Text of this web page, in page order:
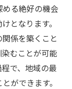
る絶好の機会
となります。
係を築くこと
むことが可能
で、地域の最
ができます。